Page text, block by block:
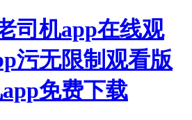
司机app在线观
污无限制观看版
免费下载